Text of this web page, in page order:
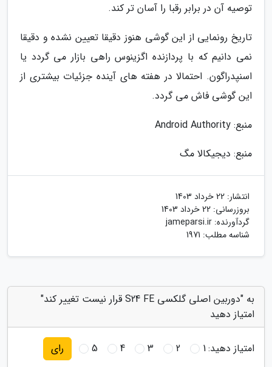
توصیه آن در برابر رقبا را آسان تر کند.
تاریخ رونمایی از این گوشی هنوز دقیقا تعیین نشده و دقیقا
نمی دانیم که با پردازنده اگزینوس راهی بازار می گردد یا
اسنپدراگون. احتمالا در هفته های آینده جزئیات بیشتری از
این گوشی فاش می گردد.
منبع: Android Authority
منبع: دیجیکالا مگ
انتشار: 22 خرداد 1403
بروزرسانی: 22 خرداد 1403
گردآورنده: jameparsi.ir
شناسه مطلب: 1971
به "دوربین اصلی گلکسی S24 FE قرار نیست تغییر کند"
امتیاز دهید
امتیاز دهید:1
2
3
4
5 رای